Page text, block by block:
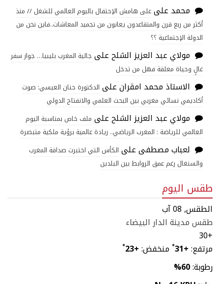
محمد على على هامش الإحتفال باليوم العالمي للشغل // منذ
أكثر من ربع قرن والمتقاعدون يعانون من تجميد المعاشات..فاين نحن من
الدولة الإجتماعية ؟؟
مولاي عبد العزيز الشلحعلى جالية المغرب بليبيا… جواز سفر
غالٍ وحياة معلقة فهل من تدخل
الاستاذ محمد امقرانعلى الدكتورة حنان العيسي: صوت
أكاديمي نسائي مغربي بين البحث العلمي والانفتاح الدولي
مولاي عبد العزيز الشلحعلى ملف خاص بمناسبة اليوم
العالمي للرياضة : المغرب الرياضي.. ريادة عالمية برؤية ملكية متبصرة
لعباب مصطفىعلى الكأس التي اختبرت صداقة المغرب
والسنغال رغم عمق الروابط بين البلدين
طقس اليوم
الطقس, 08 آب
طقس مدينة الدار البيضاء
+
30
مرتفع:+
31
° منخفض:+
23
°
رطوبة:60%